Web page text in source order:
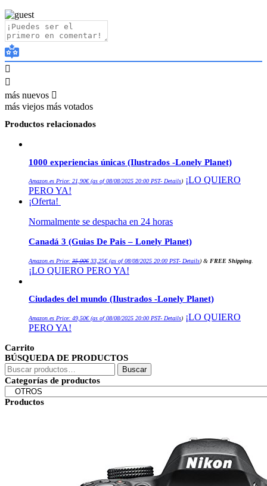
más nuevos
más viejos más votados
Productos relacionados
1000 experiencias únicas (Ilustrados -Lonely Planet)
Amazon.es Price: 21,90€(as of 08/08/2025 20:00 PST- Details) ¡LO QUIERO
PERO YA!
¡Oferta!
Normalmente se despacha en 24 horas
Canadá 3 (Guias De Pais – Lonely Planet)
Amazon.es Price: 35,00€precio
original
era:
33,25€precio
actual
es:
(as of 08/08/2025 20:00 PST- Details) & FREE Shipping
¡LO QUIERO PERO YA!
Ciudades del mundo (Ilustrados -Lonely Planet)
Amazon.es Price: 49,50€(as of 08/08/2025 20:00 PST- Details) ¡LO QUIERO
PERO YA!
Carrito
BÚSQUEDA DE PRODUCTOS
Buscar
por:
Buscar
Categorías de productos
Productos